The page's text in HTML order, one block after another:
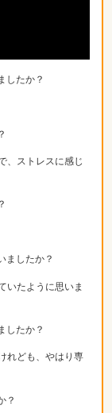
したか？
、ストレスに感じ
ましたか？
いたように思いま
したか？
れども、やはり専
？